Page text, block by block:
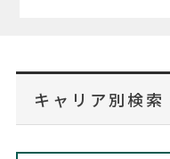
インターン受入企業一覧
Web面接の準備・注意点
注目企業インタビュー
プロ経営者の特別セミナー
Career Talk Live
ニュースリリース
キャリア別検索